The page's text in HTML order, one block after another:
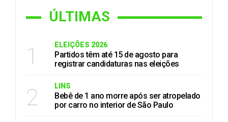
ÚLTIMAS
1 ELEIÇÕES 2026
Partidos têm até 15 de agosto para
registrar candidaturas nas eleições
2 LINS
Bebê de 1 ano morre após ser atropelado
por carro no interior de São Paulo